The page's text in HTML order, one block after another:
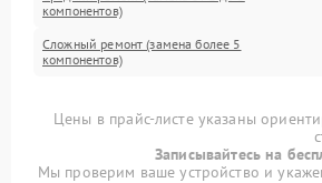
компонентов)
Сложный ремонт (замена более 5
компонентов)
Цены в прайс-листе указаны
Записывайтесь на
Мы проверим ваше устройство и